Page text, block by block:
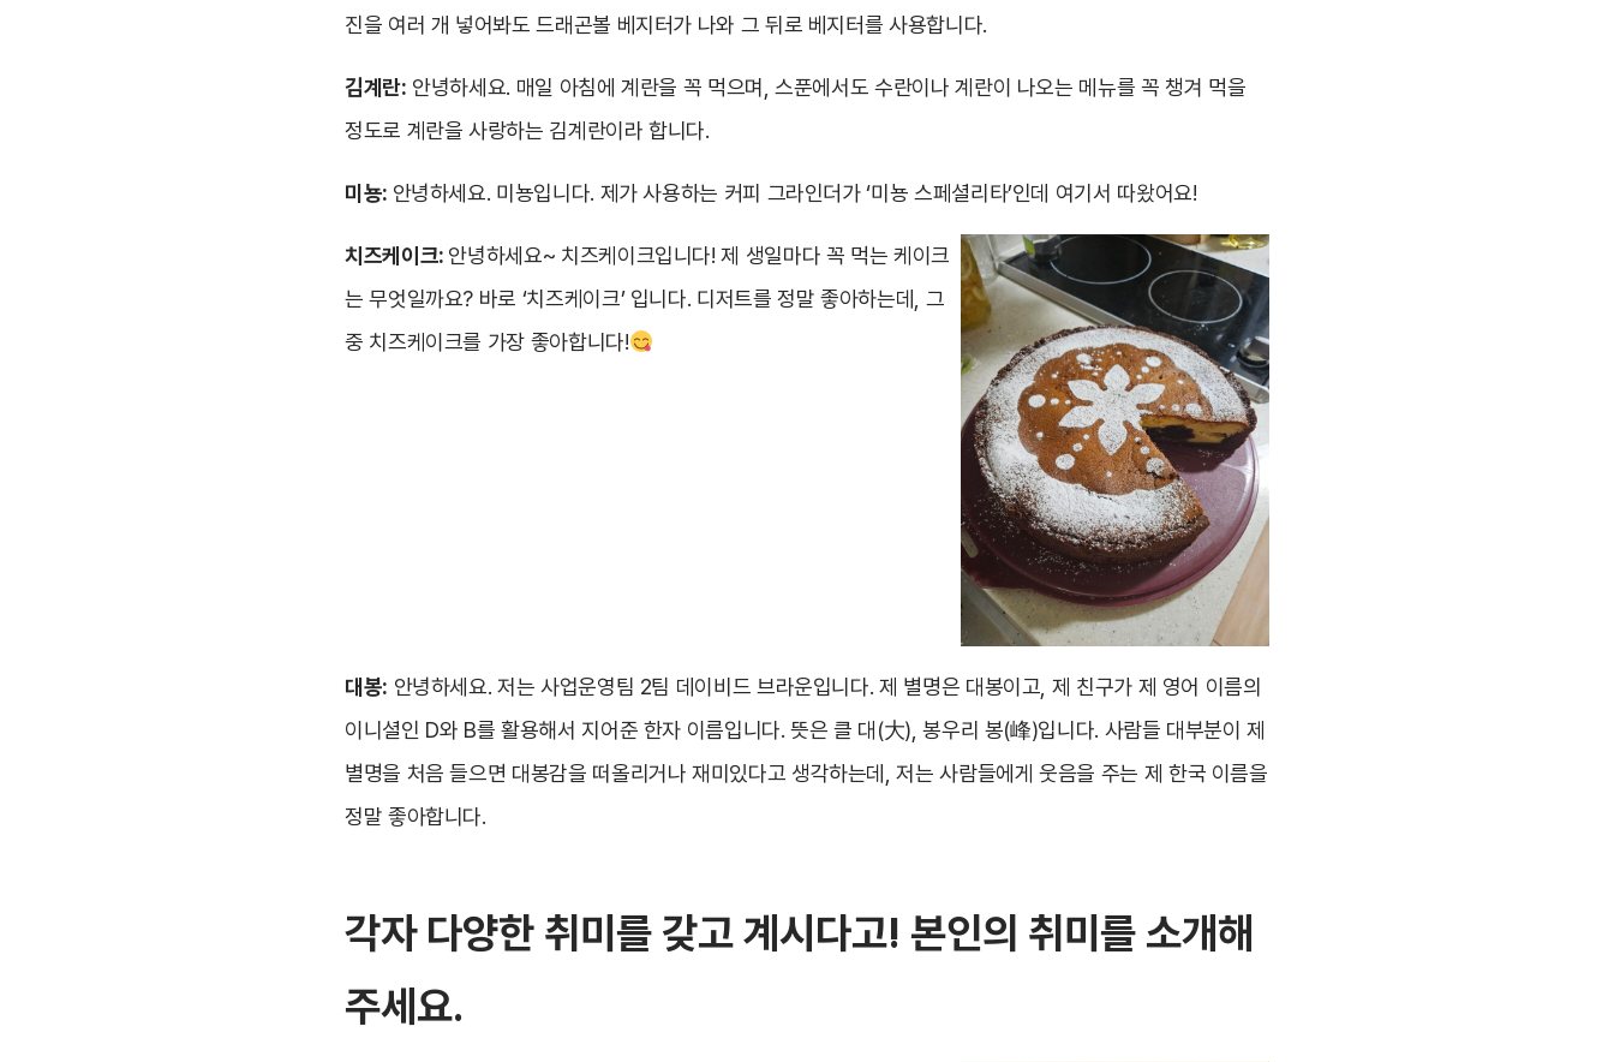
진을 여러 개 넣어봐도 드래곤볼 베지터가 나와 그 뒤로 베지터를 사용합니다.
김계란: 안녕하세요. 매일 아침에 계란을 꼭 먹으며, 스푼에서도 수란이나 계란이 나오는 메뉴를 꼭 챙겨 먹을
정도로 계란을 사랑하는 김계란이라 합니다.
미뇽: 안녕하세요. 미뇽입니다. 제가 사용하는 커피 그라인더가 ‘미뇽 스페셜리타’인데 여기서 따왔어요!
치즈케이크: 안녕하세요~ 치즈케이크입니다! 제 생일마다 꼭 먹는 케이크
는 무엇일까요? 바로 ‘치즈케이크’ 입니다. 디저트를 정말 좋아하는데, 그
중 치즈케이크를 가장 좋아합니다!
대봉: 안녕하세요. 저는 사업운영팀 2팀 데이비드 브라운입니다. 제 별명은 대봉이고, 제 친구가 제 영어 이름의
이니셜인 D와 B를 활용해서 지어준 한자 이름입니다. 뜻은 클 대(大), 봉우리 봉(峰)입니다. 사람들 대부분이 제
별명을 처음 들으면 대봉감을 떠올리거나 재미있다고 생각하는데, 저는 사람들에게 웃음을 주는 제 한국 이름을
정말 좋아합니다.
각자 다양한 취미를 갖고 계시다고! 본인의 취미를 소개해
주세요.